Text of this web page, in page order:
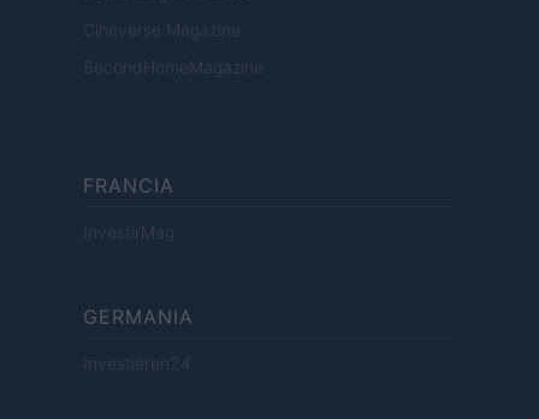
Cineverse Magazine
SecondHomeMagazine
FRANCIA
InvestirMag
GERMANIA
Investieren24